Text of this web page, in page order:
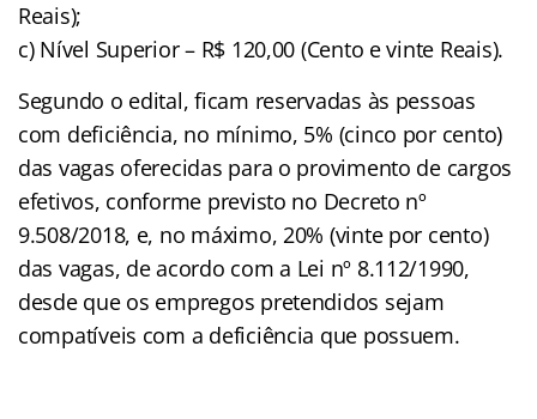
Reais);
c) Nível Superior – R$ 120,00 (Cento e vinte Reais).
Segundo o edital, ficam reservadas às pessoas
com deficiência, no mínimo, 5% (cinco por cento)
das vagas oferecidas para o provimento de cargos
efetivos, conforme previsto no Decreto nº
9.508/2018, e, no máximo, 20% (vinte por cento)
das vagas, de acordo com a Lei nº 8.112/1990,
desde que os empregos pretendidos sejam
compatíveis com a deficiência que possuem.